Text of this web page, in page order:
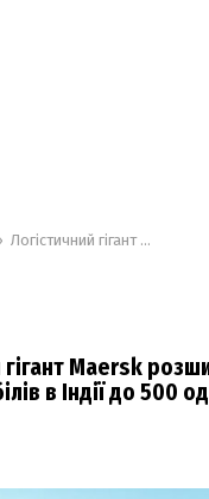
Логістичний гігант Maersk розширить свій парк електромобілів в Індії до 500 одиниць
гігант Maersk
в Індії до 500